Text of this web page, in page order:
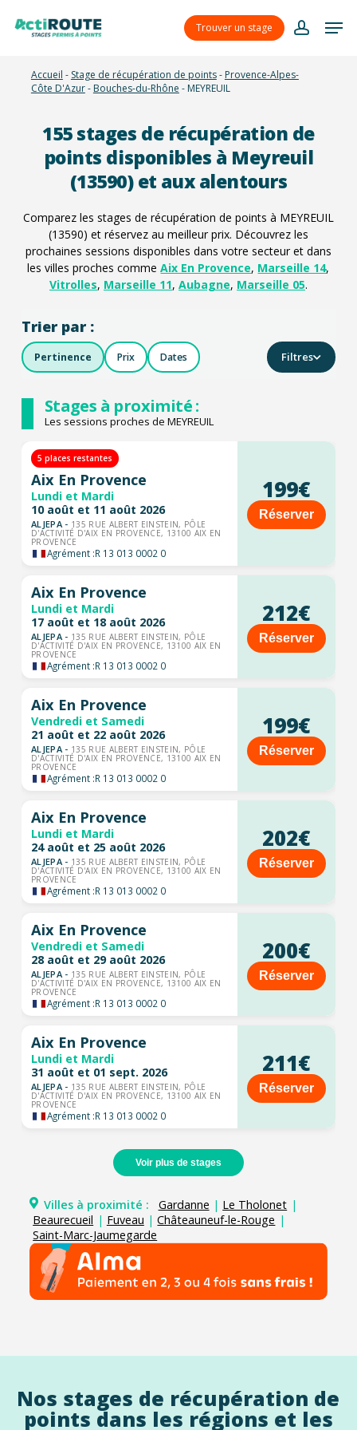
Trouver un stage
account
Accueil - Stage de récupération de points- Provence-Alpes-
Côte D'Azur- Bouches-du-Rhône - MEYREUIL
155stages de récupération de
points disponibles à Meyreuil
(13590) et aux alentours
Comparez les stages de récupération de points à MEYREUIL
(13590) et réservez au meilleur prix. Découvrez les
prochaines sessions disponibles dans votre secteur et dans
les villes proches commeAix En Provence, Marseille 14,
Vitrolles, Marseille 11, Aubagne, Marseille 05.
Trier par :
Pertinence Prix Dates Filtres
Stages à proximité :
Les sessions proches de MEYREUIL
5 places restantes
Aix En Provence
Lundi et Mardi
10 août et 11 août 2026
ALJEPA - 135 RUE ALBERT EINSTEIN, PÔLE
D'ACTIVITÉ D'AIX EN PROVENCE, 13100 AIX EN
PROVENCE
Agrément :R 13 013 0002 0
199€
Réserver
Aix En Provence
Lundi et Mardi
17 août et 18 août 2026
ALJEPA - 135 RUE ALBERT EINSTEIN, PÔLE
D'ACTIVITÉ D'AIX EN PROVENCE, 13100 AIX EN
PROVENCE
Agrément :R 13 013 0002 0
212€
Réserver
Aix En Provence
Vendredi et Samedi
21 août et 22 août 2026
ALJEPA - 135 RUE ALBERT EINSTEIN, PÔLE
D'ACTIVITÉ D'AIX EN PROVENCE, 13100 AIX EN
PROVENCE
Agrément :R 13 013 0002 0
199€
Réserver
Aix En Provence
Lundi et Mardi
24 août et 25 août 2026
ALJEPA - 135 RUE ALBERT EINSTEIN, PÔLE
D'ACTIVITÉ D'AIX EN PROVENCE, 13100 AIX EN
PROVENCE
Agrément :R 13 013 0002 0
202€
Réserver
Aix En Provence
Vendredi et Samedi
28 août et 29 août 2026
ALJEPA - 135 RUE ALBERT EINSTEIN, PÔLE
D'ACTIVITÉ D'AIX EN PROVENCE, 13100 AIX EN
PROVENCE
Agrément :R 13 013 0002 0
200€
Réserver
Aix En Provence
Lundi et Mardi
31 août et 01 sept. 2026
ALJEPA - 135 RUE ALBERT EINSTEIN, PÔLE
D'ACTIVITÉ D'AIX EN PROVENCE, 13100 AIX EN
PROVENCE
Agrément :R 13 013 0002 0
211€
Réserver
Voir plus de stages
Villes à proximité : Gardanne | Le Tholonet |
Beaurecueil | Fuveau | Châteauneuf-le-Rouge |
Saint-Marc-Jaumegarde
Nos stages de récupération de
points dans les régions et les